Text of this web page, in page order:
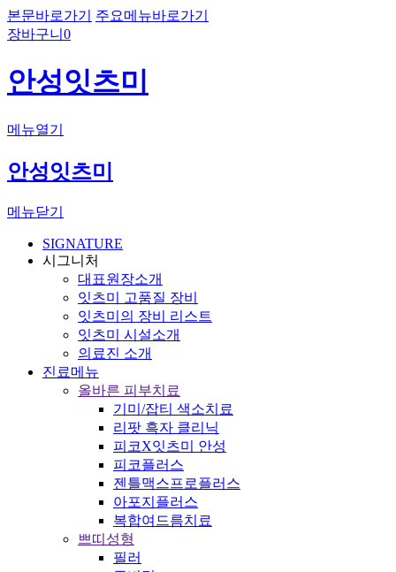
본문바로가기
주요메뉴바로가기
장바구니 0
안성잇츠미
메뉴열기
안성잇츠미
메뉴닫기
SIGNATURE
시그니처
대표원장소개
잇츠미 고품질 장비
잇츠미의 장비 리스트
잇츠미 시설소개
의료진 소개
진료메뉴
올바른 피부치료
기미/잡티 색소치료
리팟 흑자 클리닉
피코X잇츠미 안성
피코플러스
젠틀맥스프로플러스
아포지플러스
복합여드름치료
쁘띠성형
필러